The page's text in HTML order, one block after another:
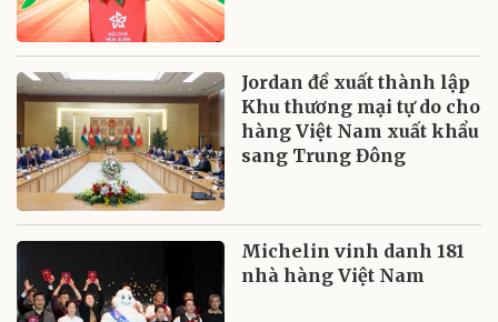
Jordan đề xuất thành lập
Khu thương mại tự do cho
hàng Việt Nam xuất khẩu
sang Trung Đông
Michelin vinh danh 181
nhà hàng Việt Nam